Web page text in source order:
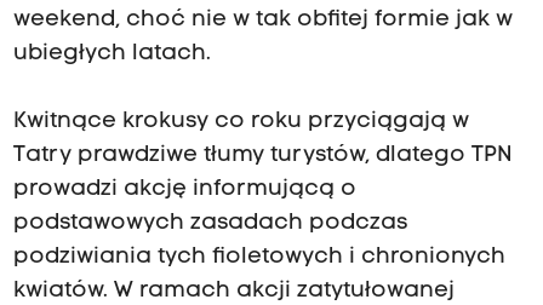
weekend, choć nie w tak obfitej formie jak w
ubiegłych latach.
Kwitnące krokusy co roku przyciągają w
Tatry prawdziwe tłumy turystów, dlatego TPN
prowadzi akcję informującą o
podstawowych zasadach podczas
podziwiania tych fioletowych i chronionych
kwiatów. W ramach akcji zatytułowanej